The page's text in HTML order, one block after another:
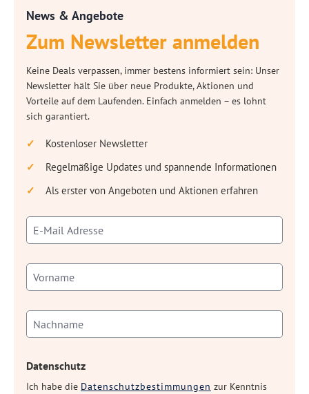
News & Angebote
Zum Newsletter anmelden
Keine Deals verpassen, immer bestens informiert sein: Unser
Newsletter hält Sie über neue Produkte, Aktionen und
Vorteile auf dem Laufenden. Einfach anmelden – es lohnt
sich garantiert.
Kostenloser Newsletter
Regelmäßige Updates und spannende Informationen
Als erster von Angeboten und Aktionen erfahren
Datenschutz
Ich habe die Datenschutzbestimmungen zur Kenntnis